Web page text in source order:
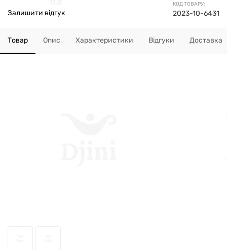
КОД ТОВАРУ:
2023-10-6431
Залишити відгук
Товар Опис Характеристики Відгуки Доставка